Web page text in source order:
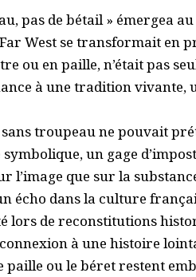
pas de bétail » émergea
West se transformait en
ou en paille, n’était pas
à une tradition vivante,
troupeau ne pouvait
un gage
l’image que sur la
écho dans la culture
lors de reconstitutions
à une histoire
paille ou le béret restent